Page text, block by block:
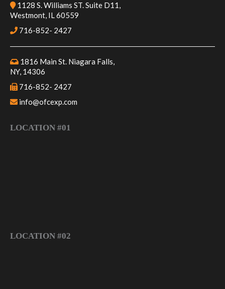
1128 S. Williams ST. Suite D11,
Westmont, IL 60559
716-852- 2427
1816 Main St. Niagara Falls,
NY, 14306
716-852- 2427
info@ofcexp.com
LOCATION #01
LOCATION #02